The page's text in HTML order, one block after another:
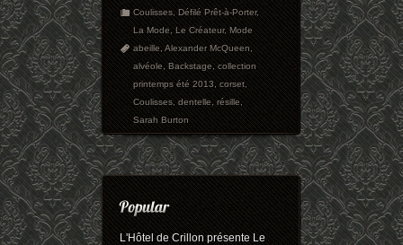
Coulisses,Défilé Prêt-à-Porter,
La Mode,Le Créateur,Mode
abeille,Alexander McQueen,
alvéole,Backstage,collection
printemps été 2013,corset,
Coulisses,dentelle,résille,
Sarah Burton
L'Hôtel de Crillon présente Le